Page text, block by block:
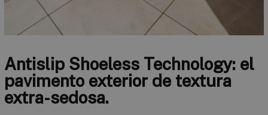
Antislip Shoeless Technology: el
pavimento exterior de textura
extra-sedosa.